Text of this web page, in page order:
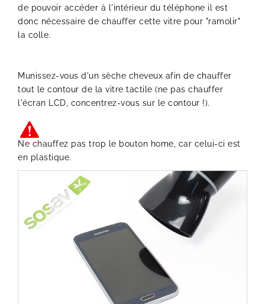
de pouvoir accéder à l'intérieur du téléphone il est
donc nécessaire de chauffer cette vitre pour "ramolir"
la colle.
Munissez-vous d'un sèche cheveux afin de chauffer
tout le contour de la vitre tactile (ne pas chauffer
l'écran LCD, concentrez-vous sur le contour !).
Ne chauffez pas trop le bouton home, car celui-ci est
en plastique.